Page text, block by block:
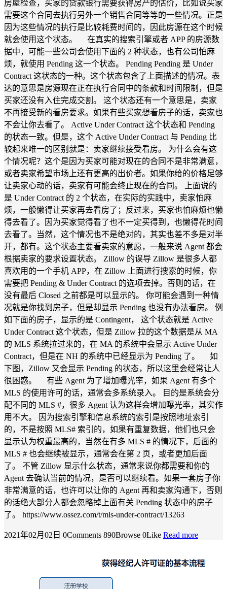
房屋检查，买家的贷款银行需要获得房产的估价，比如说买家
需要这个合同去执行另外一个销售合同等等的一些情况。正是
因为这些情况的执行是比较耗费时间的，因此房源在这个时候
就会使用这个状态。 在真实的搜索引擎或者 APP 的房源数
据中，可能一些公司会使用下面的 2 种状态，也有公司怕麻
烦，就使用 Pending 这一个状态。 Pending Pending 是 Under
Contract 这状态的一种。这个状态包含了上面描述的情况。表
达的意思是房源现在正在执行合同中的条款和时间限制，但是
买家还没有入住完成交割。 这个状态还有一个意思是，卖家
不再接受新的看房要求。如果有些买家想看房子的话，卖家也
不会让你去看了。 Active Under Contract 这个状态和 Pending
的状态一致。但是，这个 Active Under Contract 与 Pending 比
较起来唯一的区别就是：卖家继续接受看房。 为什么会有这
个情况呢？这个是因为买家可能对现在的合同不是非常满意，
或者卖家希望市场上还有更高的出价者。如果你给的价格足够
让卖家心动的话，卖家有可能会终止现在的合同。 上面说的
是 Under Contract 的 2 个状态，在实际的实践中，卖家怕麻
烦，一般懒得让买家再去看房了；反过来，买家也怕麻烦也懒
得去看了。因为买家觉得看了也不一定买得到，也懒得花时间
去看了。当然，这个情况也不是绝对的，其实也差不多是对半
开，都有。这个状态主要看卖家的意愿，一般来说 Agent 都会
根据卖家的要求设置状态。 Zillow 的误导 Zillow 是很多人都
喜欢用的一个手机 APP，在 Zillow 上面进行搜索的时候，你
需要把 Pending & Under Contract 的选项去掉。否则的话，在
没有最后 Closed 之前都是可以显示的。 你可能会遇到一种情
况就是你找到房子，但是却显示 Pending 也没有办法看房。 例
如下面的房子，显示的是 Contingent， 这个状态就是 Active
Under Contract 这个状态，但是 Zillow 拉的这个数据是从 MA
的 MLS 系统拉过来的，在 MA 的系统中会显示 Active Under
Contract，但是在 NH 的系统中已经显示为 Pending 了。 如
下图，Zillow 又会显示 Pending 的状态，所以这里会经常让人
很困惑。 有些 Agent 为了增加曝光率，如果 Agent 有多个
MLS 的使用许可的话，通常会多系统录入。 目的是系统会分
配不同的 MLS #，很多 Agent 认为这样会增加曝光率，其实作
用不大。 因为搜索引擎和信息系统的索引是按照地址索引
的，不是按照 MLS# 索引的，如果有重复数据，他们也只会
显示认为权重最高的，当然在有多 MLS # 的情况下，后面的
MLS # 也会继续被显示，通常会在第 2 页，或者更加后面
了。 不管 Zillow 显示什么状态，通常来说你都需要和你的
Agent 去确认当前的情况，是否可以继续看。如果一套房子你
非常满意的话，也许可以让你的 Agent 再和卖家沟通下，否则
的话绝大部分人都会忽略掉上面有关 Pending 状态中的房子
了。 https://www.ossez.com/t/mls-under-contract/13263
2021年02月02日 0Comments 890Browse 0Like Read more